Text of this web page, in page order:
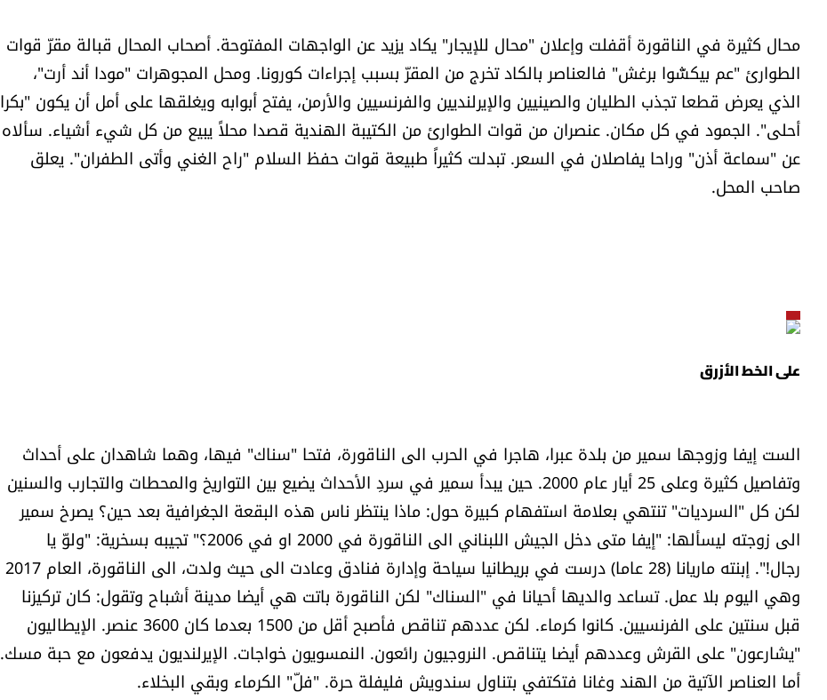
محال كثيرة في الناقورة أقفلت وإعلان "محال للإيجار" يكاد يزيد عن الواجهات المفتوحة. أصحاب المحال قبالة مقرّ قوات
الطوارئ "عم بيكشّوا برغش" فالعناصر بالكاد تخرج من المقرّ بسبب إجراءات كورونا. ومحل المجوهرات "مودا أند أرت"،
الذي يعرض قطعا تجذب الطليان والصينيين والإيرلنديين والفرنسيين والأرمن، يفتح أبوابه ويغلقها على أمل أن يكون "بكرا
أحلى". الجمود في كل مكان. عنصران من قوات الطوارئ من الكتيبة الهندية قصدا محلاً يبيع من كل شيء أشياء. سألاه
عن "سماعة أذن" وراحا يفاصلان في السعر. تبدلت كثيراً طبيعة قوات حفظ السلام "راح الغني وأتى الطفران". يعلق
صاحب المحل.
على الخط الأزرق
الست إيفا وزوجها سمير من بلدة عبرا، هاجرا في الحرب الى الناقورة، فتحا "سناك" فيها، وهما شاهدان على أحداث
وتفاصيل كثيرة وعلى 25 أيار عام 2000. حين يبدأ سمير في سردِ الأحداث يضيع بين التواريخ والمحطات والتجارب والسنين
لكن كل "السرديات" تنتهي بعلامة استفهام كبيرة حول: ماذا ينتظر ناس هذه البقعة الجغرافية بعد حين؟ يصرخ سمير
الى زوجته ليسألها: "إيفا متى دخل الجيش اللبناني الى الناقورة في 2000 او في 2006؟" تجيبه بسخرية: "ولوّ يا
رجال!". إبنته ماريانا (28 عاما) درست في بريطانيا سياحة وإدارة فنادق وعادت الى حيث ولدت، الى الناقورة، العام 2017
وهي اليوم بلا عمل. تساعد والديها أحيانا في "السناك" لكن الناقورة باتت هي أيضا مدينة أشباح وتقول: كان تركيزنا
قبل سنتين على الفرنسيين. كانوا كرماء. لكن عددهم تناقص فأصبح أقل من 1500 بعدما كان 3600 عنصر. الإيطاليون
"يشارعون" على القرش وعددهم أيضا يتناقص. النروجيون رائعون. النمسويون خواجات. الإيرلنديون يدفعون مع حبة مسك.
أما العناصر الآتية من الهند وغانا فتكتفي بتناول سندويش فليفلة حرة. "فلّ" الكرماء وبقي البخلاء.